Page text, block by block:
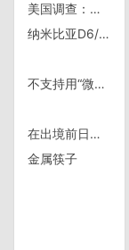
美国调查：人越好心 薪水越低；越会指使人 薪水也越高
纳米比亚D6/1220，河边的路沙土太多实在难走
不支持用“微信”字样
在出境前日，对今年有缘路遇的骑驴友表示祝福
金属筷子